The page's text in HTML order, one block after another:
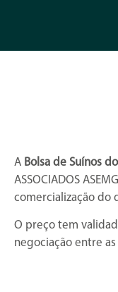
A Bolsa de Suínos
ASSOCIADOS
comercialização do
O preço tem
negociação entre